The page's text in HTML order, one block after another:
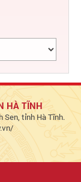
nghệ thông
thông tin,
vụ công Bộ
HÀ TĨNH
Sen, tỉnh Hà Tĩnh.